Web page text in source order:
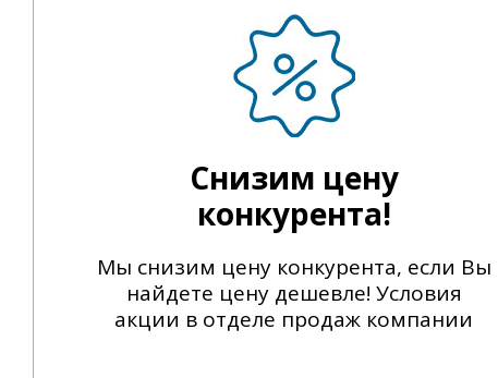
Снизим цену
конкурента!
Мы снизим цену конкурента, если Вы
найдете цену дешевле! Условия
акции в отделе продаж компании